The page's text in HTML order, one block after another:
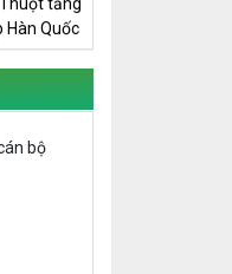
Hàn Quốc
TIẾP
KRÔNG
ỐC
bộ